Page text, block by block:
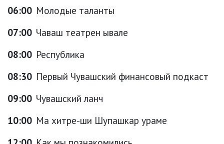
06:00 Молодые таланты
07:00 Чаваш театрен ывале
08:00 Республика
08:30 Первый Чувашский финансовый подкаст
09:00 Чувашский ланч
10:00 Ма хитре-ши Шупашкар ураме